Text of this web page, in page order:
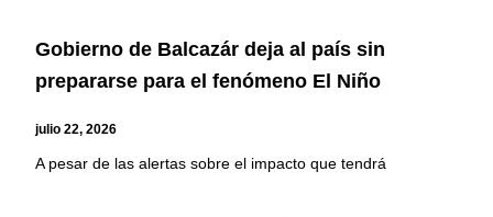
Gobierno de Balcazár deja al país sin
prepararse para el fenómeno El Niño
julio 22, 2026
A pesar de las alertas sobre el impacto que tendrá